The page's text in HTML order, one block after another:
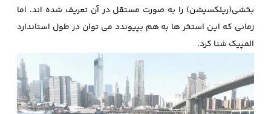
بخشی(ریلکسیشن) را به صورت مستقل در آن تعریف شده ­اند. اما
زمانی که این استخر ها به هم بپیوندد می توان در طول استاندارد
المپیک شنا کرد.